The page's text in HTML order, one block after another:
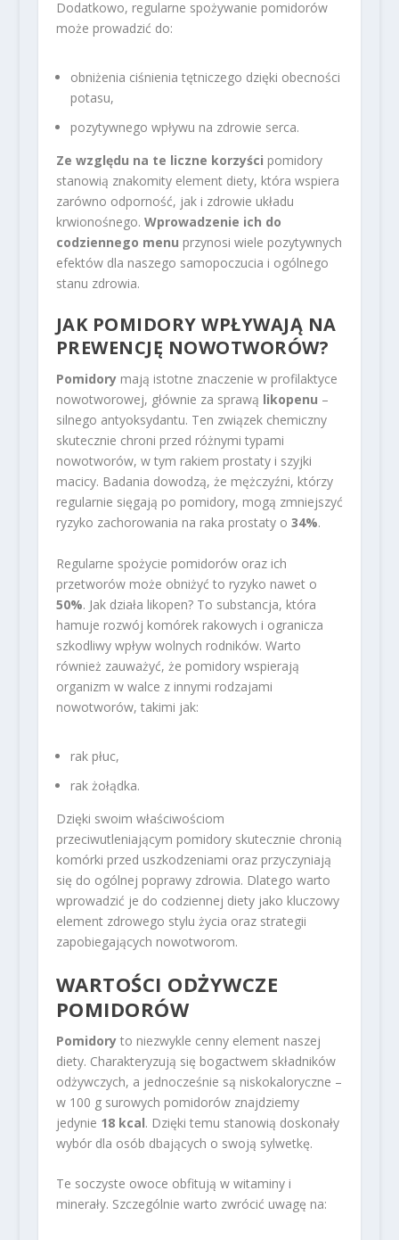
Dodatkowo, regularne spożywanie pomidorów
może prowadzić do:
obniżenia ciśnienia tętniczego dzięki obecności
potasu,
pozytywnego wpływu na zdrowie serca.
Ze względu na te liczne korzyści pomidory
stanowią znakomity element diety, która wspiera
zarówno odporność, jak i zdrowie układu
krwionośnego. Wprowadzenie ich do
codziennego menu przynosi wiele pozytywnych
efektów dla naszego samopoczucia i ogólnego
stanu zdrowia.
JAK POMIDORY WPŁYWAJĄ NA
PREWENCJĘ NOWOTWORÓW?
Pomidorymają istotne znaczenie w profilaktyce
nowotworowej, głównie za sprawą likopenu –
silnego antyoksydantu. Ten związek chemiczny
skutecznie chroni przed różnymi typami
nowotworów, w tym rakiem prostaty i szyjki
macicy. Badania dowodzą, że mężczyźni, którzy
regularnie sięgają po pomidory, mogą zmniejszyć
ryzyko zachorowania na raka prostaty o 34%.
Regularne spożycie pomidorów oraz ich
przetworów może obniżyć to ryzyko nawet o
50%. Jak działa likopen? To substancja, która
hamuje rozwój komórek rakowych i ogranicza
szkodliwy wpływ wolnych rodników. Warto
również zauważyć, że pomidory wspierają
organizm w walce z innymi rodzajami
nowotworów, takimi jak:
rak płuc,
rak żołądka.
Dzięki swoim właściwościom
przeciwutleniającym pomidory skutecznie chronią
komórki przed uszkodzeniami oraz przyczyniają
się do ogólnej poprawy zdrowia. Dlatego warto
wprowadzić je do codziennej diety jako kluczowy
element zdrowego stylu życia oraz strategii
zapobiegających nowotworom.
WARTOŚCI ODŻYWCZE
POMIDORÓW
Pomidoryto niezwykle cenny element naszej
diety. Charakteryzują się bogactwem składników
odżywczych, a jednocześnie są niskokaloryczne –
w 100 g surowych pomidorów znajdziemy
jedynie 18 kcal. Dzięki temu stanowią doskonały
wybór dla osób dbających o swoją sylwetkę.
Te soczyste owoce obfitują w witaminy i
minerały. Szczególnie warto zwrócić uwagę na: